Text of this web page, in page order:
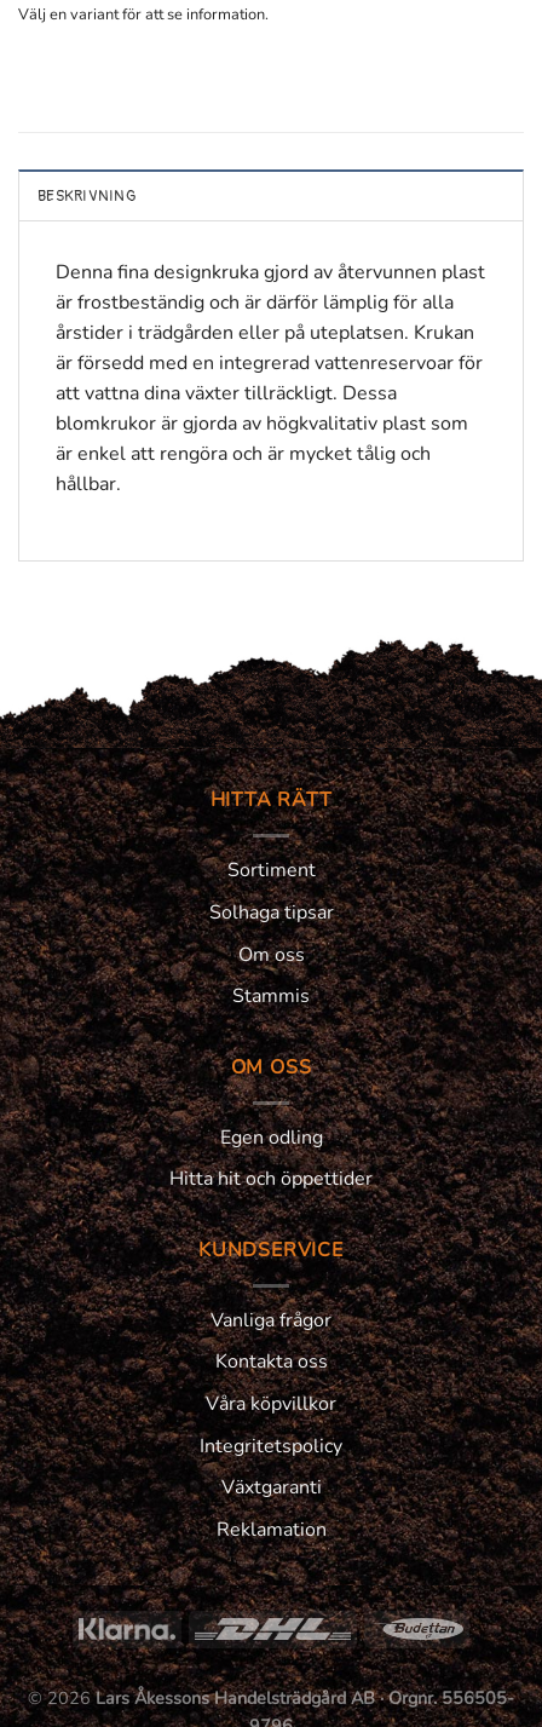
Välj en variant för att se information.
BESKRIVNING
Denna fina designkruka gjord av återvunnen plast
är frostbeständig och är därför lämplig för alla
årstider i trädgården eller på uteplatsen. Krukan
är försedd med en integrerad vattenreservoar för
att vattna dina växter tillräckligt. Dessa
blomkrukor är gjorda av högkvalitativ plast som
är enkel att rengöra och är mycket tålig och
hållbar.
HITTA RÄTT
Sortiment
Solhaga tipsar
Om oss
Stammis
OM OSS
Egen odling
Hitta hit och öppettider
KUNDSERVICE
Vanliga frågor
Kontakta oss
Våra köpvillkor
Integritetspolicy
Växtgaranti
Reklamation
© 2026Lars Åkessons Handelsträdgård AB · Orgnr. 556505-